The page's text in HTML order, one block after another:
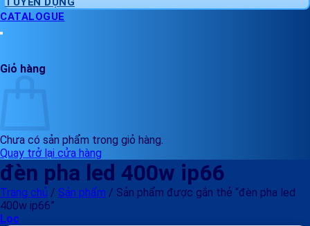
CATALOGUE
Giỏ hàng
Chưa có sản phẩm trong giỏ hàng.
Quay trở lại cửa hàng
đèn pha led 400w ip66
Trang chủ / Sản phẩm / Sản phẩm được gắn thẻ “đèn pha led
400w ip66”
Lọc